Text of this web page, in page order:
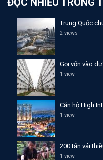
Trung Quốc
2 views
Gọi vốn vào dự
1 view
Căn hộ High
1 view
200 tấn vải
1 view